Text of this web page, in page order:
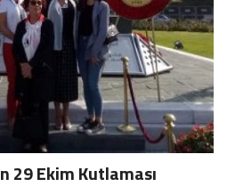
29 Ekim Kutlaması